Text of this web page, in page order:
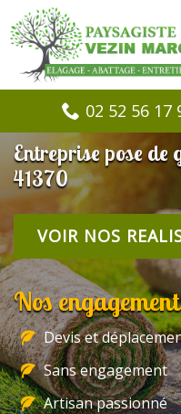
02 52 56 17
Entreprise pose de
41370
VOIR NOS
Nos
Devis et
Sans engagement
Artisan passionné